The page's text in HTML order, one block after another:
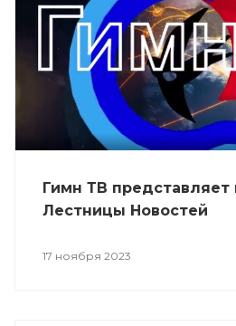
Гимн ТВ
Лестницы Новостей
17 ноября 2023